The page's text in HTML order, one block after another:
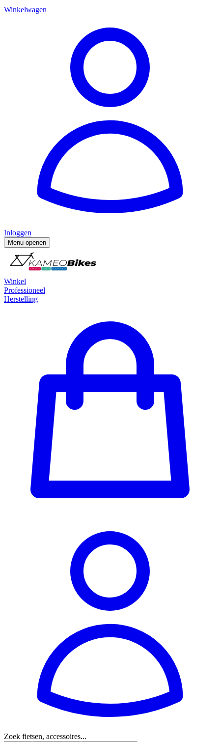
Winkelwagen
Inloggen
Menu openen
Winkel
Professioneel
Herstelling
Zoek fietsen, accessoires...